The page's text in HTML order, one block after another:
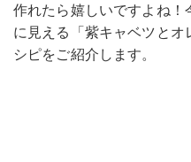
作れたら嬉しいですよね！
に見える「紫キャベツと
シピをご紹介します。